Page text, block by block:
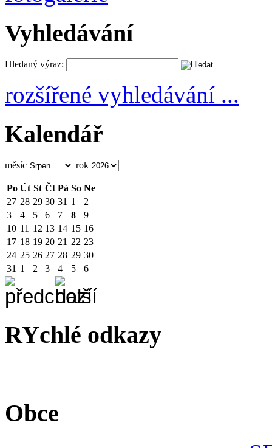
Vyhledávání
Hledaný výraz:
rozšířené vyhledávání ...
Kalendář
měsíc rok
Po Út St Čt Pá So Ne
27 28 29 30 31 1
2
3
4 5 6 7 8
9
10 11 12 13 14 15 16
17 18 19 20 21 22 23
24 25 26 27 28 29 30
31 1 2 3 4 5 6
RYchlé odkazy
Obce